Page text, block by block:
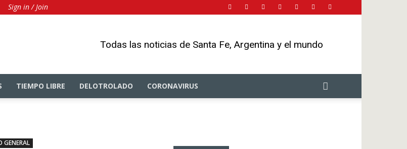
Sign in / Join
Todas las noticias de Santa Fe, Argentina y el mundo
TIEMPO LIBRE DELOTROLADO CORONAVIRUS
GENERAL